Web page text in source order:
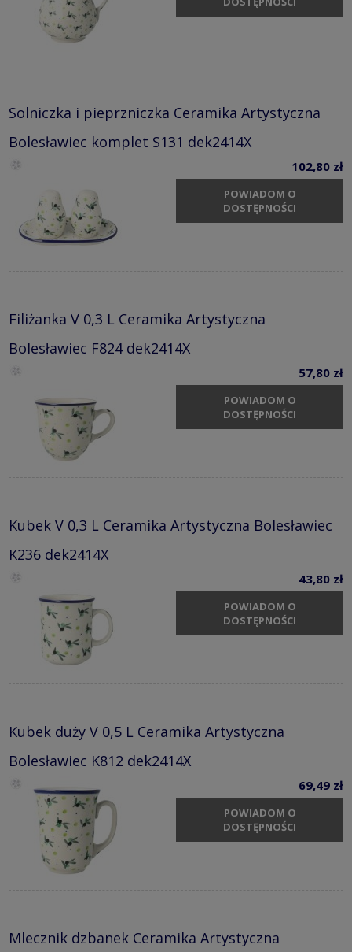
Solniczka i pieprzniczka Ceramika Artystyczna
Bolesławiec komplet S131 dek2414X
102,80 zł
POWIADOM O
DOSTĘPNOŚCI
Filiżanka V 0,3 L Ceramika Artystyczna
Bolesławiec F824 dek2414X
57,80 zł
POWIADOM O
DOSTĘPNOŚCI
Kubek V 0,3 L Ceramika Artystyczna Bolesławiec
K236 dek2414X
43,80 zł
POWIADOM O
DOSTĘPNOŚCI
Kubek duży V 0,5 L Ceramika Artystyczna
Bolesławiec K812 dek2414X
69,49 zł
POWIADOM O
DOSTĘPNOŚCI
Mlecznik dzbanek Ceramika Artystyczna